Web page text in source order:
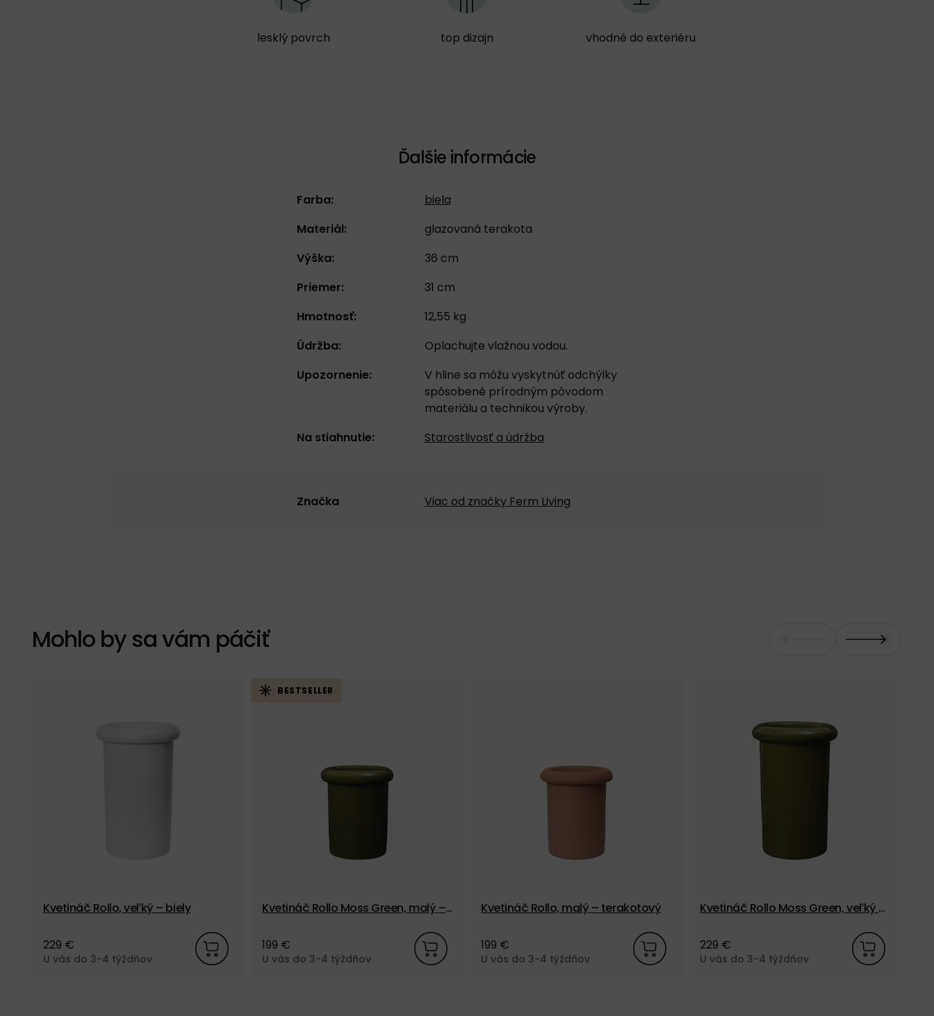
lesklý povrch top dizajn vhodné do exteriéru
Ďalšie informácie
Farba:
biela
Materiál:
glazovaná terakota
Výška:
36 cm
Priemer:
31 cm
Hmotnosť:
12,55 kg
Údržba:
Oplachujte vlažnou vodou.
Upozornenie:
V hline sa môžu vyskytnúť odchýlky
spôsobené prírodným pôvodom
materiálu a technikou výroby.
Na stiahnutie:
Starostlivosť a údržba
Značka Viac od značky Ferm Living
Mohlo by sa vám páčiť
Kvetináč Rollo, veľký – biely
229 €
U vás do 3-4 týždňov
BESTSELLER
Kvetináč Rollo Moss Green, malý –
199 €
U vás do 3-4 týždňov
Kvetináč Rollo, malý – terakotový
199 €
U vás do 3-4 týždňov
Kvetináč Rollo Moss Green, veľký –
229 €
U vás do 3-4 týždňov